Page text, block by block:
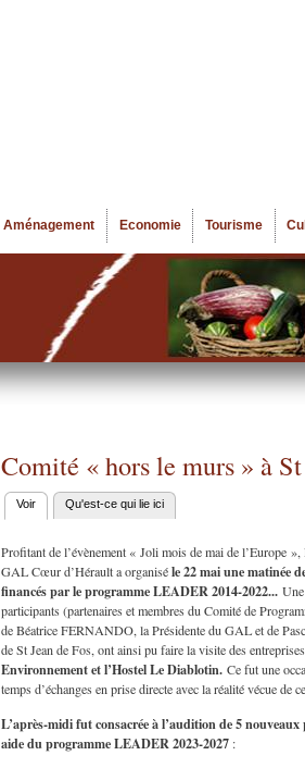
Aménagement Economie Tourisme
Comité « hors le murs » à
Onglets principaux
Voir (onglet actif)
Qu'est-ce qui lie ici
Profitant de l’évènement « Joli mois de mai de l’Europe »,
GAL Cœur d’Hérault a organiséle 22 mai une matinée
financés par le programme LEADER 2014-2022...
participants (partenaires et membres du Comité de
de Béatrice FERNANDO, la Présidente du GAL et de
de St Jean de Fos, ont ainsi pu faire la visite des entreprises
Environnement et l’Hostel Le Diablotin. Ce fut une
temps d’échanges en prise directe avec la réalité vécue de
L’après-midi fut consacrée à l’audition de 5
aide du programme LEADER 2023-2027 :